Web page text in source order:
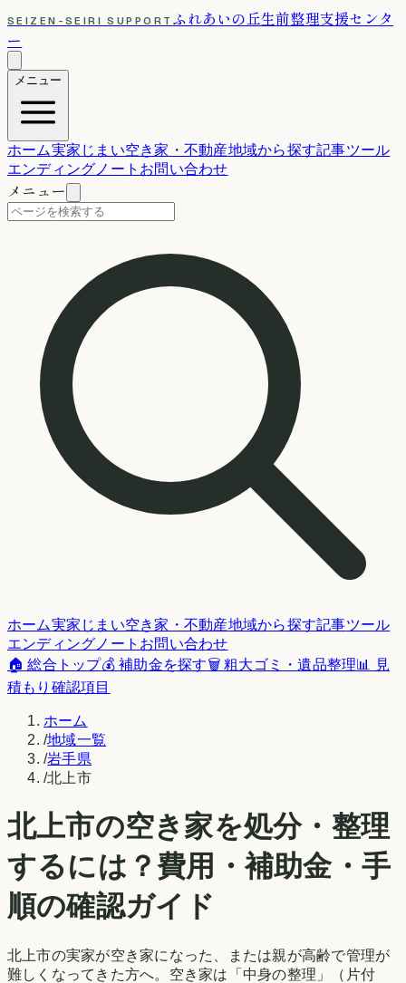
SEIZEN-SEIRI SUPPORT ふれあいの丘生前整理支援センタ
ー
メニュー
ホーム実家じまい空き家・不動産地域から探す記事ツール
エンディングノート お問い合わせ
メニュー
ホーム実家じまい空き家・不動産地域から探す記事ツール
エンディングノート お問い合わせ
🏠 総合トップ💰 補助金を探す🗑️ 粗大ゴミ・遺品整理📊 見
積もり確認項目
ホーム
/地域一覧
/岩手県
/北上市
北上市の空き家を処分・整理
するには？費用・補助金・手
順の確認ガイド
北上市の実家が空き家になった、または親が高齢で管理が
難しくなってきた方へ。空き家は「中身の整理」（片付